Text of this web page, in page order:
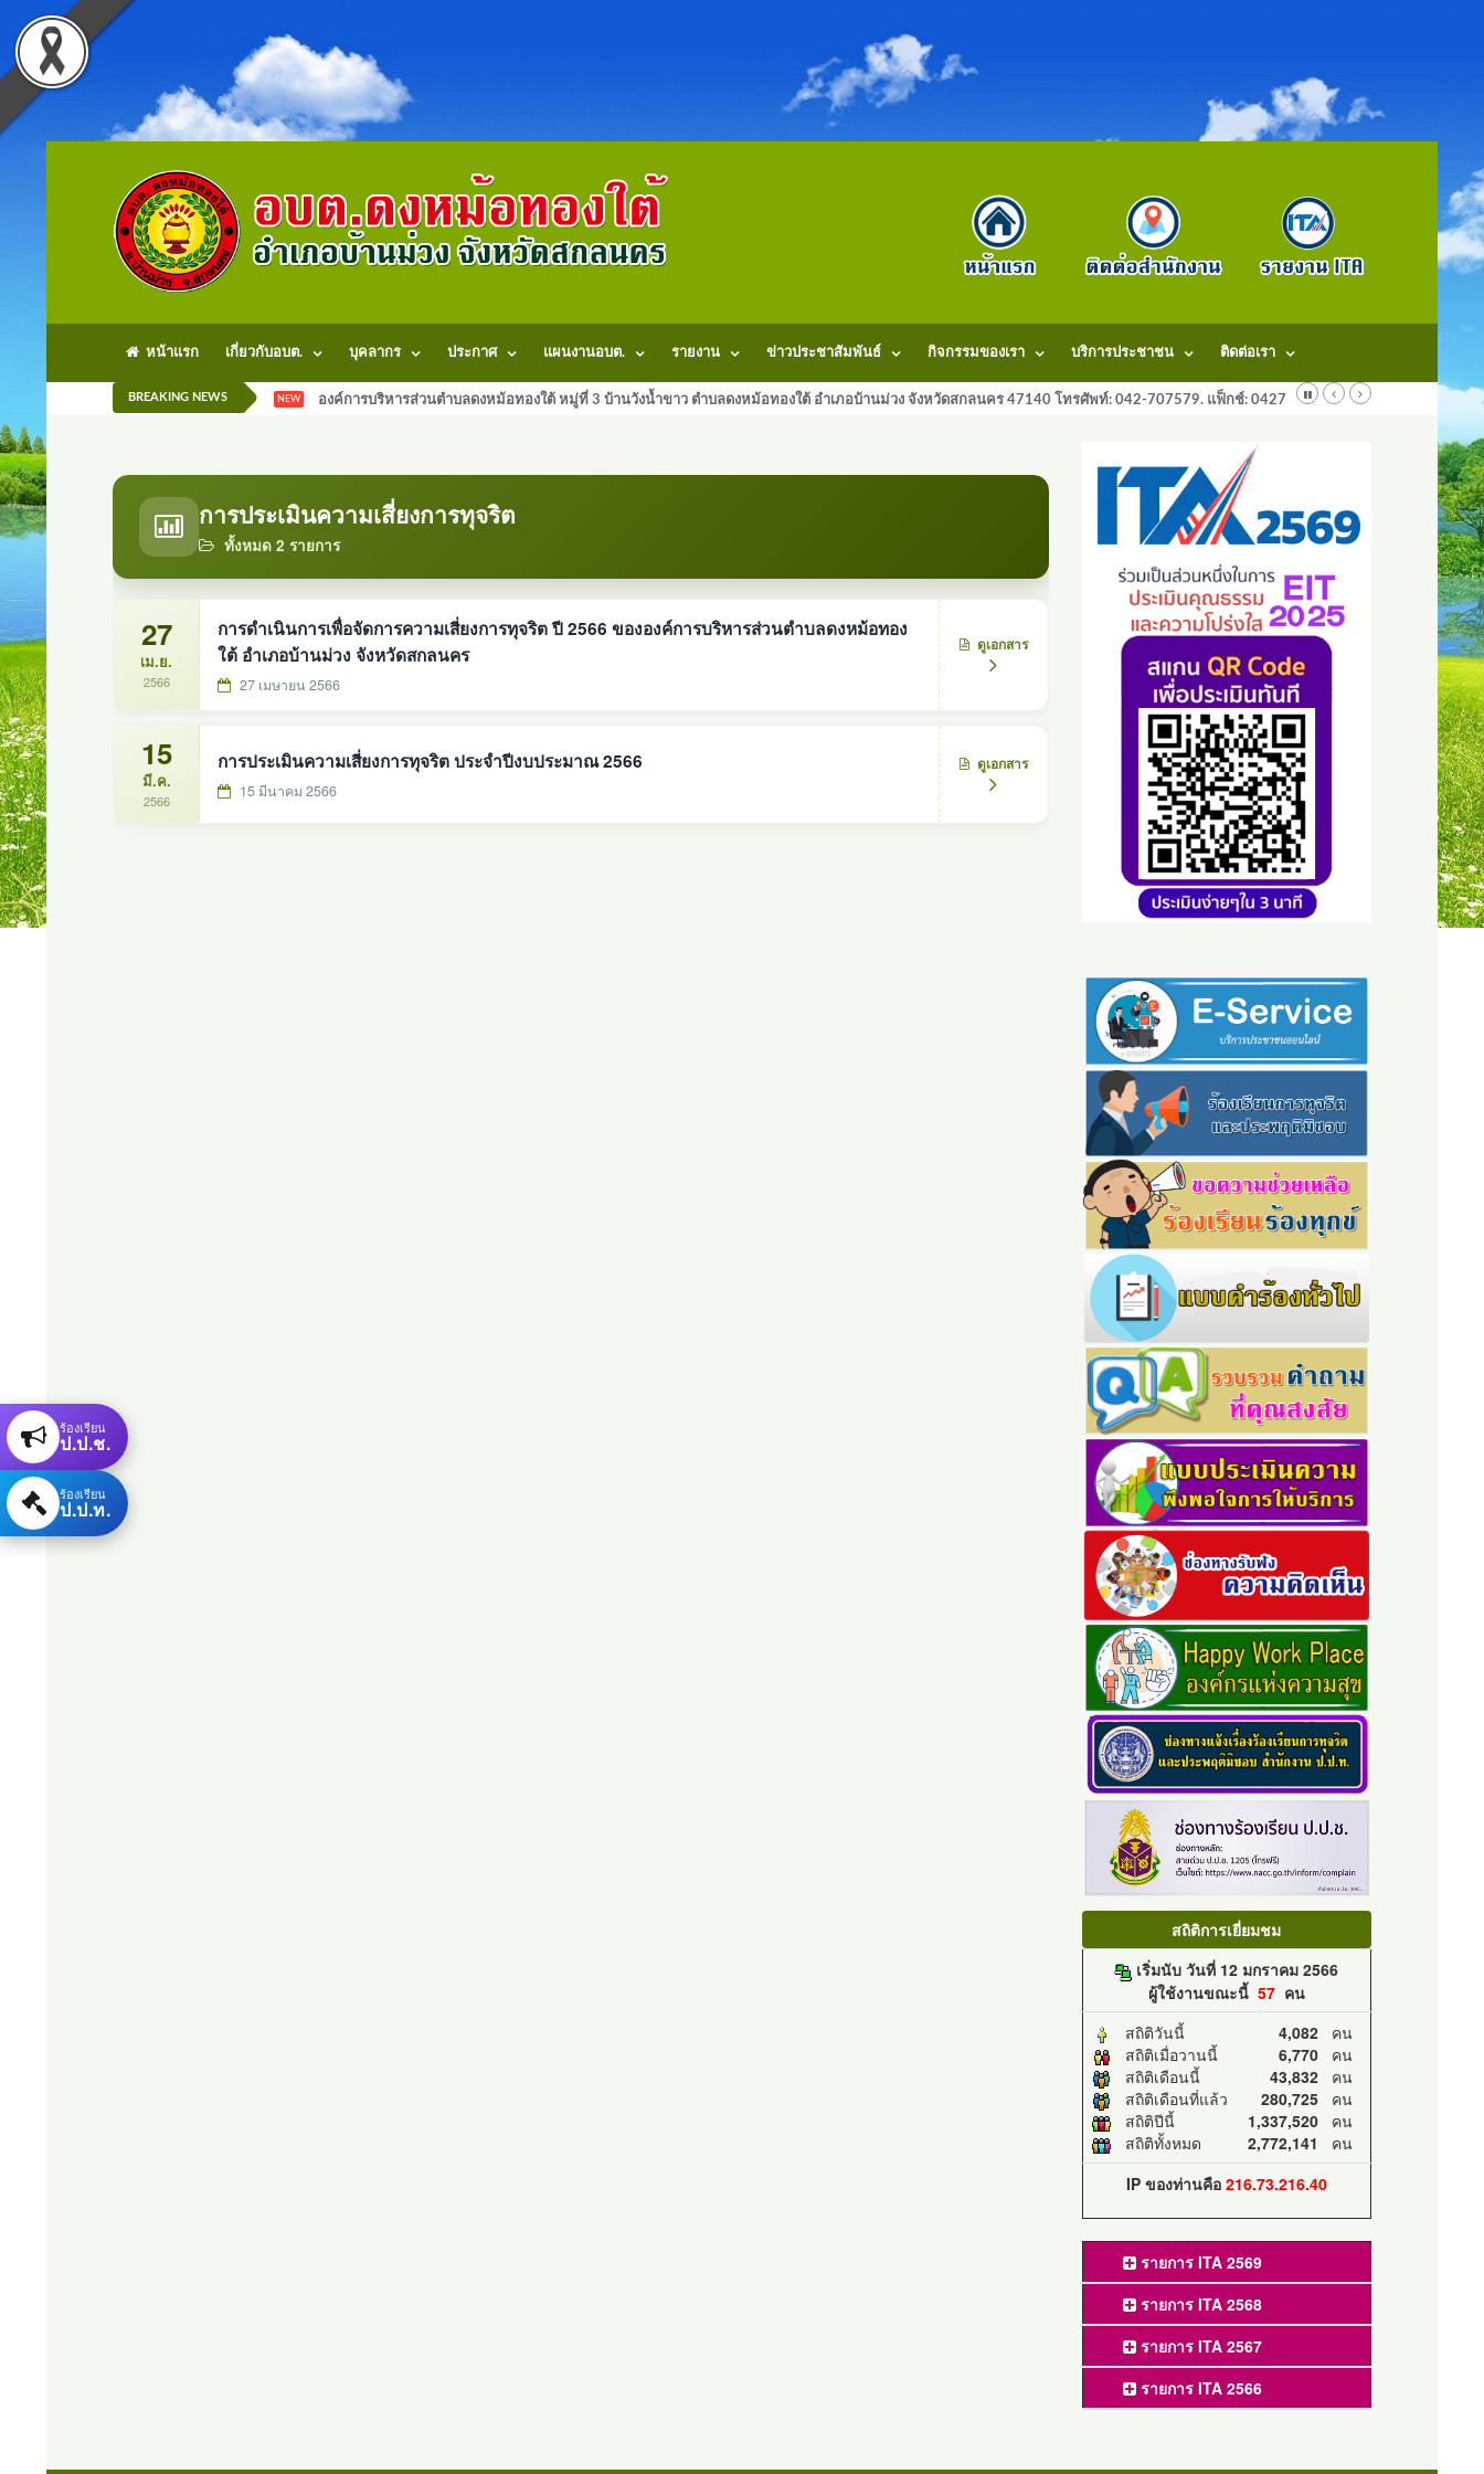
หน้าแรก เกี่ยวกับอบต. บุคลากร ประกาศ แผนงานอบต. รายงาน ข่าวประชาสัมพันธ์ กิจกรรมของเรา บริการประชาชน ติดต่อเรา
BREAKING NEWS NEW องค์การบริหารส่วนตำบลดงหม้อทองใต้ หมู่ที่ 3 บ้านวังน้ำขาว ตำบลดงหม้อทองใต้ อำเภอบ้านม่วง จังหวัดสกลนคร 47140 โทรศัพท์: 042-707579. แฟ็กช์: 042707579 E-Mail:
การประเมินความเสี่ยงการทุจริต
ทั้งหมด 2 รายการ
27
เม.ย.
2566
การดำเนินการเพื่อจัดการความเสี่ยงการทุจริต ปี 2566 ขององค์การบริหารส่วนตำบลดงหม้อทอง
ใต้ อำเภอบ้านม่วง จังหวัดสกลนคร
27 เมษายน 2566
ดูเอกสาร
15
มี.ค.
2566
การประเมินความเสี่ยงการทุจริต ประจำปีงบประมาณ 2566
15 มีนาคม 2566
ดูเอกสาร
สถิติการเยี่ยมชม
เริ่มนับ วันที่ 12 มกราคม 2566
ผู้ใช้งานขณะนี้ 57คน
สถิติวันนี้
4,082คน
สถิติเมื่อวานนี้
6,770คน
สถิติเดือนนี้
43,832คน
สถิติเดือนที่แล้ว
280,725คน
สถิติปีนี้
1,337,520คน
สถิติทั้งหมด
2,772,141 คน
IP ของท่านคือ 216.73.216.40
รายการ ITA 2569
รายการ ITA 2568
รายการ ITA 2567
รายการ ITA 2566
ร้องเรียน
ป.ป.ช.
ร้องเรียน
ป.ป.ท.